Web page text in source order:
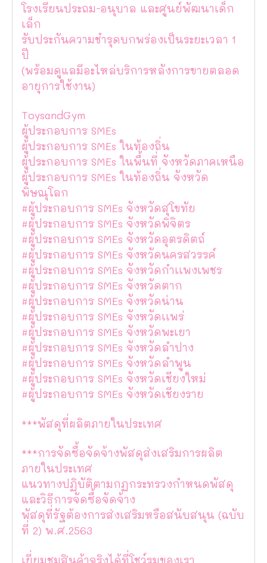
โรงเรียนประถม-อนุบาล และศูนย์พัฒนาเด็ก
เล็ก
รับประกันความชำรุดบกพร่องเป็นระยะเวลา 1
ปี
(พร้อมดูแลมีอะไหล่บริการหลังการขายตลอด
อายุการใช้งาน)
ToysandGym
ผู้ประกอบการ SMEs
ผู้ประกอบการ SMEs ในท้องถิ่น
ผู้ประกอบการ SMEs ในพื้นที่ จังหวัดภาคเหนือ
ผู้ประกอบการ SMEs ในท้องถิ่น จังหวัด
พิษณุโลก
#ผู้ประกอบการ SMEs จังหวัดสุโขทัย
#ผู้ประกอบการ SMEs จังหวัดพิจิตร
#ผู้ประกอบการ SMEs จังหวัดอุตรดิตถ์
#ผู้ประกอบการ SMEs จังหวัดนครสวรรค์
#ผู้ประกอบการ SMEs จังหวัดกำเเพงเพชร
#ผู้ประกอบการ SMEs จังหวัดตาก
#ผู้ประกอบการ SMEs จังหวัดน่าน
#ผู้ประกอบการ SMEs จังหวัดเเพร่
#ผู้ประกอบการ SMEs จังหวัดพะเยา
#ผู้ประกอบการ SMEs จังหวัดลำปาง
#ผู้ประกอบการ SMEs จังหวัดลำพูน
#ผู้ประกอบการ SMEs จังหวัดเชียงใหม่
#ผู้ประกอบการ SMEs จังหวัดเชียงราย
***พัสดุที่ผลิตภายในประเทศ
***การจัดซื้อจัดจ้างพัสดุส่งเสริมการผลิต
ภายในประเทศ
แนวทางปฏิบัติตามกฏกระทรวงกำหนดพัสดุ
และวิธีการจัดซื้อจัดจ้าง
พัสดุที่รัฐต้องการส่งเสริมหรือสนับสนุน (ฉบับ
ที่ 2) พ.ศ.2563
เยี่ยมชมสินค้าจริงได้ที่โชว์รูมของเรา